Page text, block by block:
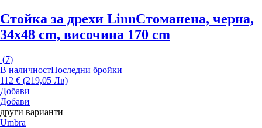
Стойка за дрехи LinnСтоманена, черна,
34x48 cm, височина 170 cm
(7)
В наличностПоследни бройки
112 € (219,05 Лв)
Добави
Добави
други варианти
Umbra